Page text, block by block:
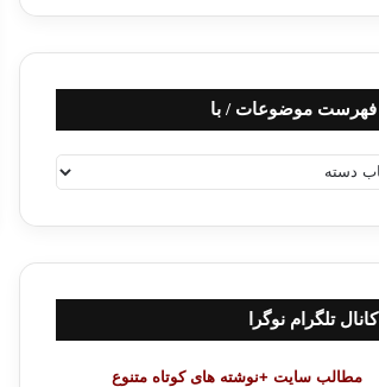
فهرست موضوعات / با
کانال تلگرام نوگرا
مطالب سایت +نوشته های کوتاه متنوع